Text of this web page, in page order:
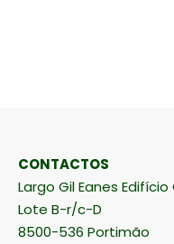
CONTACTOS
Largo Gil Eanes Edifício
Lote B-r/c-D
8500-536 Portimão